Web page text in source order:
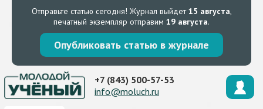
Отправьте статью сегодня! Журнал выйдет15 августа,
печатный экземпляр отправим 19 августа.
Опубликовать статью в журнале
+7 (843) 500-57-53
info@moluch.ru